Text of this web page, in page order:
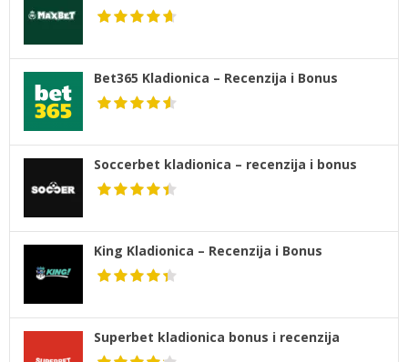
Bet365 Kladionica – Recenzija i Bonus
Soccerbet kladionica – recenzija i bonus
King Kladionica – Recenzija i Bonus
Superbet kladionica bonus i recenzija